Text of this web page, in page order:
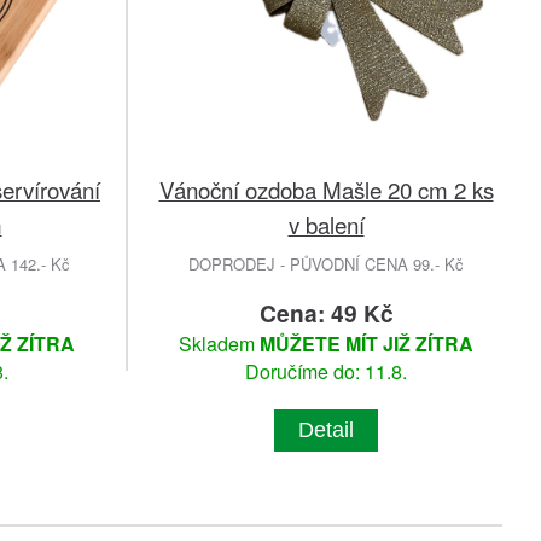
142.- Kč
ZÍTRA
Vánoční ozdoba Mašle 20 cm 2 ks
v balení
DOPRODEJ - PŮVODNÍ CENA 99.- Kč
Cena: 49 Kč
Skladem MŮŽETE MÍT JIŽ ZÍTRA
Doručíme do: 11.8.
Detail